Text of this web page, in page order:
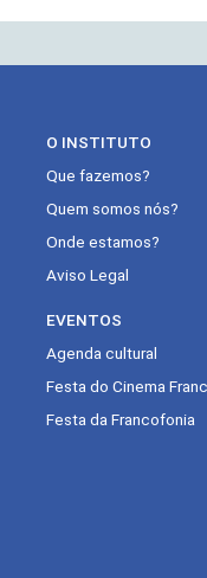
O INSTITUTO
Que fazemos?
Quem somos nós?
Onde estamos?
Aviso Legal
EVENTOS
Agenda cultural
Festa do Cinema
Festa da Francofonia